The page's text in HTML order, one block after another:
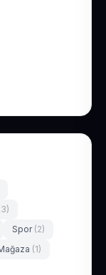
Spor (2)
(1)